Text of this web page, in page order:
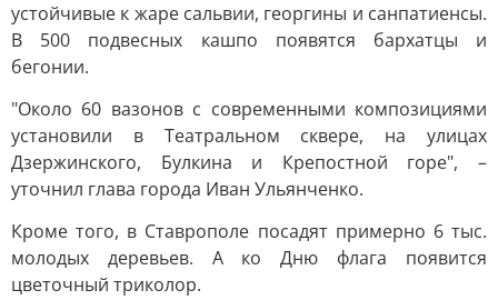
устойчивые к жаре сальвии, георгины и санпатиенсы.
В 500 подвесных кашпо появятся бархатцы и
бегонии.
"Около 60 вазонов с современными композициями
установили в Театральном сквере, на улицах
Дзержинского, Булкина и Крепостной горе", –
уточнил глава города Иван Ульянченко.
Кроме того, в Ставрополе посадят примерно 6 тыс.
молодых деревьев. А ко Дню флага появится
цветочный триколор.